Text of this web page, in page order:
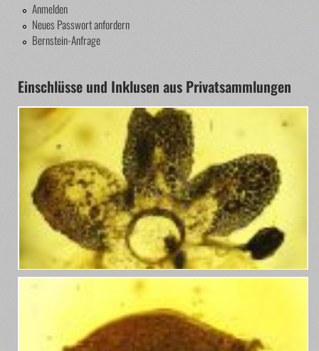
Anmelden
Neues Passwort anfordern
Bernstein-Anfrage
Einschlüsse und Inklusen aus Privatsammlungen